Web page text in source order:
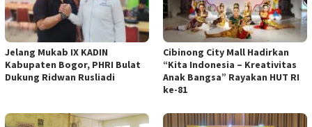
Jelang Mukab IX KADIN
Kabupaten Bogor, PHRI Bulat
Dukung Ridwan Rusliadi
Cibinong City Mall Hadirkan
“Kita Indonesia – Kreativitas
Anak Bangsa” Rayakan HUT RI
ke-81